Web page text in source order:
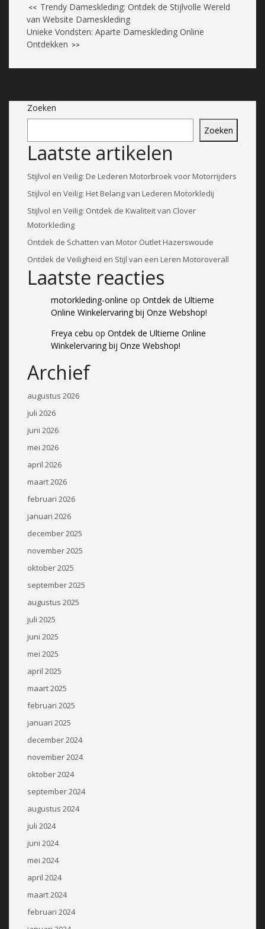
<< Trendy Dameskleding: Ontdek de Stijlvolle Wereld
van Website Dameskleding
Unieke Vondsten: Aparte Dameskleding Online
Ontdekken >>
Zoeken
Zoeken
Laatste artikelen
Stijlvol en Veilig: De Lederen Motorbroek voor Motorrijders
Stijlvol en Veilig: Het Belang van Lederen Motorkledij
Stijlvol en Veilig: Ontdek de Kwaliteit van Clover
Motorkleding
Ontdek de Schatten van Motor Outlet Hazerswoude
Ontdek de Veiligheid en Stijl van een Leren Motoroverall
Laatste reacties
motorkleding-online op Ontdek de Ultieme
Online Winkelervaring bij Onze Webshop!
Freya cebu op Ontdek de Ultieme Online
Winkelervaring bij Onze Webshop!
Archief
augustus 2026
juli 2026
juni 2026
mei 2026
april 2026
maart 2026
februari 2026
januari 2026
december 2025
november 2025
oktober 2025
september 2025
augustus 2025
juli 2025
juni 2025
mei 2025
april 2025
maart 2025
februari 2025
januari 2025
december 2024
november 2024
oktober 2024
september 2024
augustus 2024
juli 2024
juni 2024
mei 2024
april 2024
maart 2024
februari 2024